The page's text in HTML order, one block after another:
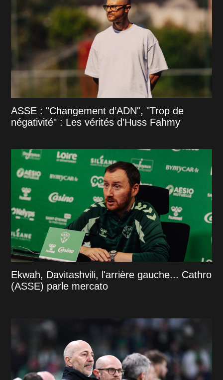
ASSE : "Changement d’ADN", "Trop de
négativité" : Les vérités d'Huss Fahmy
Ekwah, Davitashvili, l'arrière gauche... Cathro
(ASSE) parle mercato